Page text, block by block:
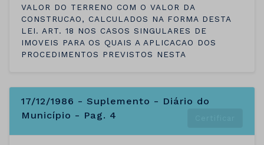
VALOR DO TERRENO COM O VALOR DA
CONSTRUCAO, CALCULADOS NA FORMA DESTA
LEI. ART. 18 NOS CASOS SINGULARES DE
IMOVEIS PARA OS QUAIS A APLICACAO DOS
PROCEDIMENTOS PREVISTOS NESTA
17/12/1986 - Suplemento - Diário do
Município - Pag. 4